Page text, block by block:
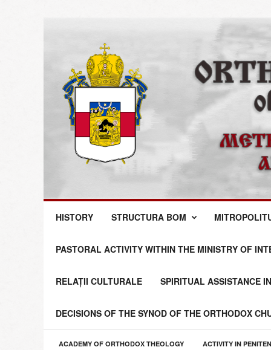
M
C
HISTORY STRUCTURA BOM
PASTORAL ACTIVITY WITHIN THE MINISTRY OF
RELAȚII CULTURALE SPIRITUAL ASSISTANCE
DECISIONS OF THE SYNOD OF THE ORTHODOX
ACADEMY OF ORTHODOX THEOLOGY ACTIVITY IN